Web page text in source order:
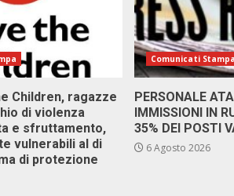
Children, ragazze
di violenza
e sfruttamento,
vulnerabili al di
di protezione
Comunicati Stampa
PERSONALE
IMMISSIONI IN
35% DEI POSTI
6 Agosto 2026